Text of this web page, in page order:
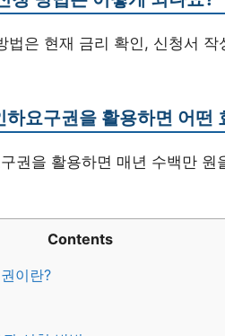
법은 현재 금리 확인, 신청서
요구권을 활용하면 어떤
권을 활용하면 매년 수백만
Contents
이란?